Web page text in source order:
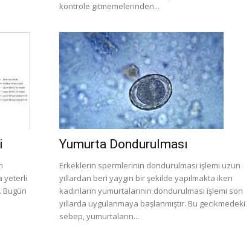
kontrole gitmemelerinden...
yeterli
Bugün
Yumurta Dondurulması
Erkeklerin spermlerinin dondurulması işlemi uzun
yıllardan beri yaygın bir şekilde yapılmakta iken
kadınların yumurtalarının dondurulması işlemi son
yıllarda uygulanmaya başlanmıştır. Bu gecikmedeki
sebep, yumurtaların...